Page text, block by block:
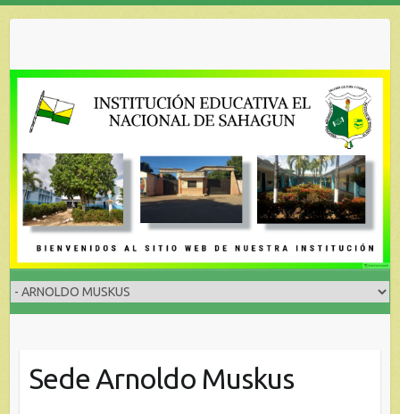
Skip
Sede Arnoldo Muskus